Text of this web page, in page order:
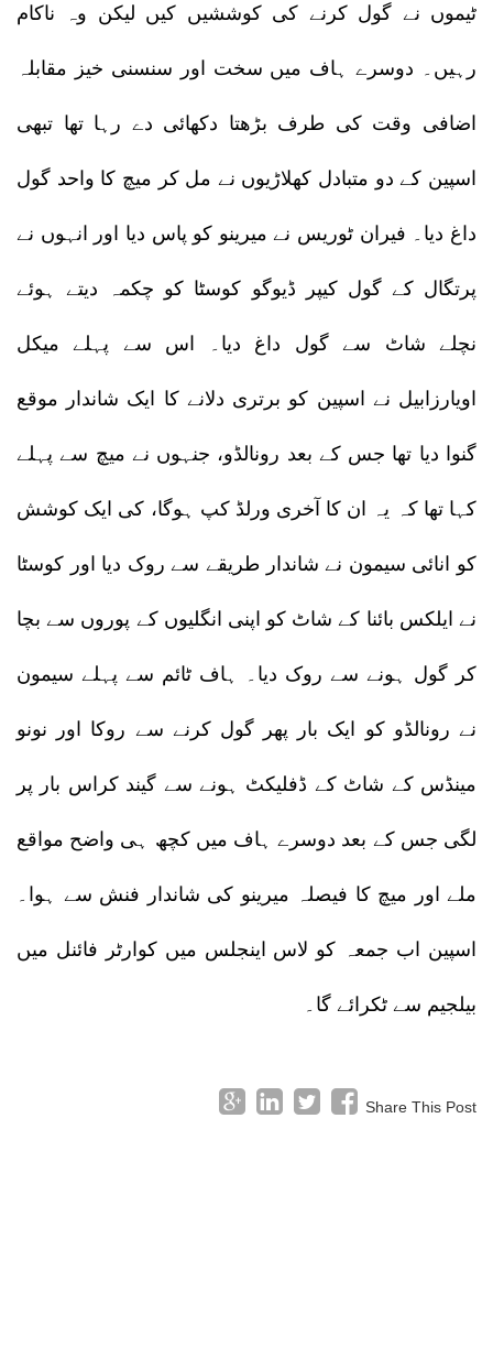
ٹیموں نے گول کرنے کی کوششیں کیں لیکن وہ ناکام
رہیں۔ دوسرے ہاف میں سخت اور سنسنی خیز مقابلہ
اضافی وقت کی طرف بڑھتا دکھائی دے رہا تھا تبھی
اسپین کے دو متبادل کھلاڑیوں نے مل کر میچ کا واحد گول
داغ دیا۔ فیران ٹوریس نے میرینو کو پاس دیا اور انہوں نے
پرتگال کے گول کیپر ڈیوگو کوسٹا کو چکمہ دیتے ہوئے
نچلے شاٹ سے گول داغ دیا۔ اس سے پہلے میکل
اویارزابیل نے اسپین کو برتری دلانے کا ایک شاندار موقع
گنوا دیا تھا جس کے بعد رونالڈو، جنہوں نے میچ سے پہلے
کہا تھا کہ یہ ان کا آخری ورلڈ کپ ہوگا، کی ایک کوشش
کو انائی سیمون نے شاندار طریقے سے روک دیا اور کوسٹا
نے ایلکس بائنا کے شاٹ کو اپنی انگلیوں کے پوروں سے بچا
کر گول ہونے سے روک دیا۔ ہاف ٹائم سے پہلے سیمون
نے رونالڈو کو ایک بار پھر گول کرنے سے روکا اور نونو
مینڈس کے شاٹ کے ڈفلیکٹ ہونے سے گیند کراس بار پر
لگی جس کے بعد دوسرے ہاف میں کچھ ہی واضح مواقع
ملے اور میچ کا فیصلہ میرینو کی شاندار فنش سے ہوا۔
اسپین اب جمعہ کو لاس اینجلس میں کوارٹر فائنل میں
بیلجیم سے ٹکرائے گا۔
Share This Post